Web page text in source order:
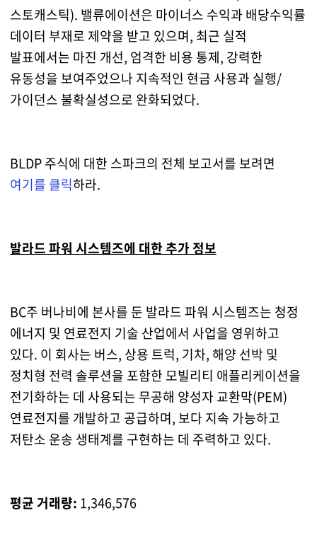
스토캐스틱). 밸류에이션은 마이너스 수익과 배당수익률
데이터 부재로 제약을 받고 있으며, 최근 실적
발표에서는 마진 개선, 엄격한 비용 통제, 강력한
유동성을 보여주었으나 지속적인 현금 사용과 실행/
가이던스 불확실성으로 완화되었다.
BLDP 주식에 대한 스파크의 전체 보고서를 보려면
여기를 클릭하라.
발라드 파워 시스템즈에 대한 추가 정보
BC주 버나비에 본사를 둔 발라드 파워 시스템즈는 청정
에너지 및 연료전지 기술 산업에서 사업을 영위하고
있다. 이 회사는 버스, 상용 트럭, 기차, 해양 선박 및
정치형 전력 솔루션을 포함한 모빌리티 애플리케이션을
전기화하는 데 사용되는 무공해 양성자 교환막(PEM)
연료전지를 개발하고 공급하며, 보다 지속 가능하고
저탄소 운송 생태계를 구현하는 데 주력하고 있다.
평균 거래량: 1,346,576